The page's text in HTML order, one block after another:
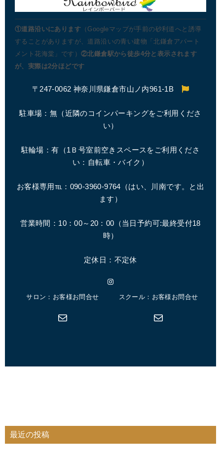
①道路沿いにあります （Googleマップが手前の砂利道へと誘導
することがありますが、道路沿いの青い建物「北鎌倉アパート
メント花海棠」です） ②北鎌倉駅から徒歩4分と表示されます
が、実際は2分ほどです
〒247-0062 神奈川県鎌倉市山ノ内961-1B
駐車場：無（近隣のコインパーキングをご利用くださ
い）
駐輪場：有（1Ｂ号室前空きスペースをご利用くださ
い：自転車・バイク）
お客様専用℡：090-3960-9764（はい、川南です。と出
ます）
営業時間：10：00～20：00（当日予約可:最終受付18
時）
定休日：不定休
Instagram
サロン：お客様お問合せ
メール
スクール：お客様お問合せ
メール
最近の投稿